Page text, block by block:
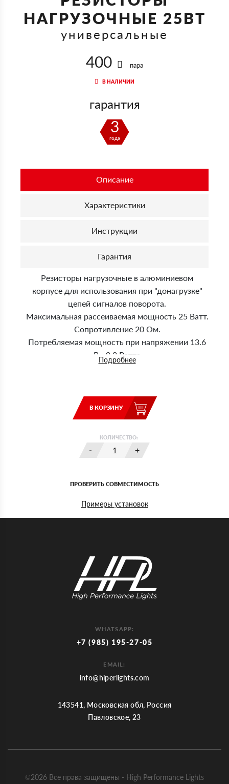
НАГРУЗОЧНЫЕ 25ВТ
универсальные
400 пара
В НАЛИЧИИ
гарантия
3
года
Описание
Характеристики
Инструкции
Гарантия
Резисторы нагрузочные в алюминиевом
корпусе для использования при "донагрузке"
цепей сигналов поворота.
Максимальная рассеиваемая мощность 25 Ватт.
Сопротивление 20 Ом.
Потребляемая мощность при напряжении 13.6
В - 9,3 Ватта
Устанавливаются параллельно основной
Подробнее
В КОРЗИНУ
КОЛИЧЕСТВО:
ПРОВЕРИТЬ СОВМЕСТИМОСТЬ
Примеры установок
WHATSAPP:
+7 (985) 195-27-05
EMAIL:
info@hiperlights.com
143541, Московская обл, Россия
Павловское, 23
©2026 Все права защищены - High Performance Lights